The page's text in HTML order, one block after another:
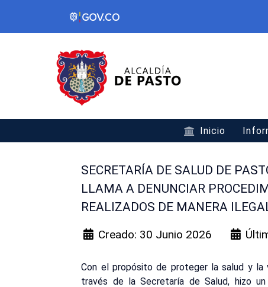
Inicio
SECRETARÍA DE SALUD DE
LLAMA A DENUNCIAR
REALIZADOS DE MANERA
Creado: 30 Junio 2026
Con el propósito de proteger la salud y la
través de la Secretaría de Salud, hizo